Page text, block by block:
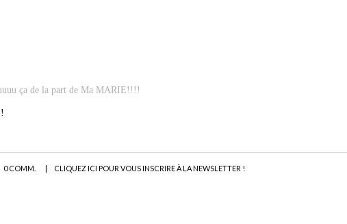
ça de la part de Ma MARIE!!!!
0 COMM. | CLIQUEZ ICI POUR VOUS INSCRIRE À LA NEWSLETTER !